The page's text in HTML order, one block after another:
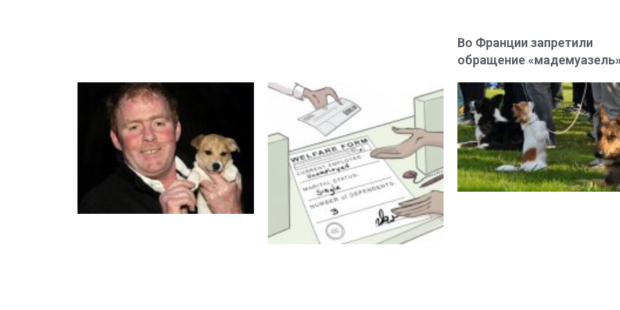
Во Франции запретили
обращение